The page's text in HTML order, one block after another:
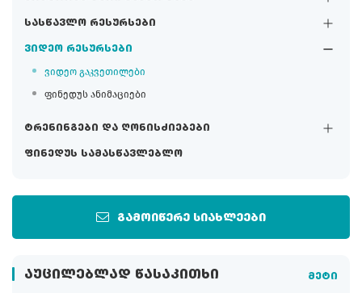
სასწავლო რესურსები
ვიდეო რესურსები
ვიდეო გაკვეთილები
ფინედუს ანიმაციები
ტრენინგები და ღონისძიებები
ფინედუს სამასწავლებლო
გამოიწერე სიახლეები
ᲐᲣᲪᲘᲚᲔᲑᲚᲐᲓ ᲬᲐᲡᲐᲙᲘᲗᲮᲘ მეტი